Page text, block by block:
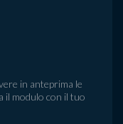
in anteprima le
il modulo con il tuo